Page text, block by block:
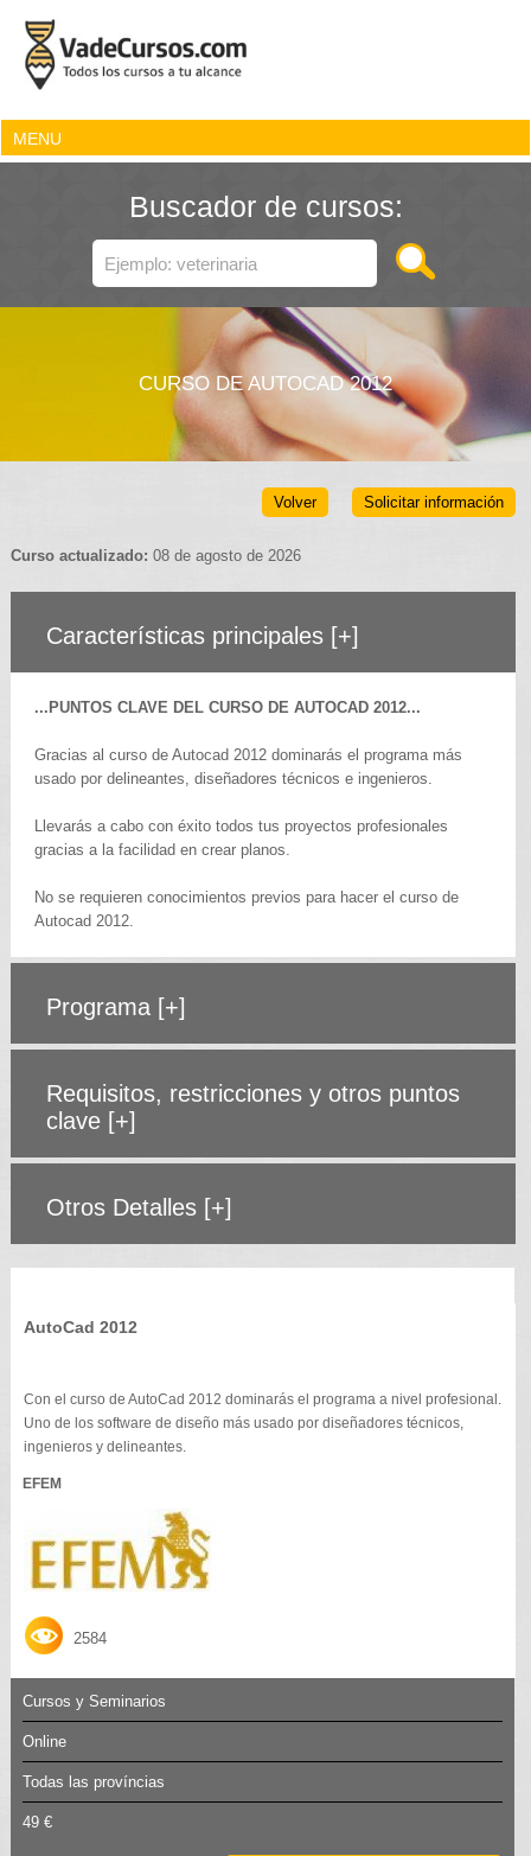
MENU
Buscador de cursos:
CURSO DE AUTOCAD 2012
Solicitar información
Volver
Curso actualizado: 08 de agosto de 2026
Características principales [+]
...PUNTOS CLAVE DEL CURSO DE AUTOCAD 2012...
Gracias al curso de Autocad 2012 dominarás el programa más
usado por delineantes, diseñadores técnicos e ingenieros.
Llevarás a cabo con éxito todos tus proyectos profesionales
gracias a la facilidad en crear planos.
No se requieren conocimientos previos para hacer el curso de
Autocad 2012.
Programa [+]
Requisitos, restricciones y otros puntos
clave [+]
Otros Detalles [+]
AutoCad 2012
Con el curso de AutoCad 2012 dominarás el programa a nivel profesional.
Uno de los software de diseño más usado por diseñadores técnicos,
ingenieros y delineantes.
EFEM
2584
Cursos y Seminarios
Online
Todas las províncias
49 €